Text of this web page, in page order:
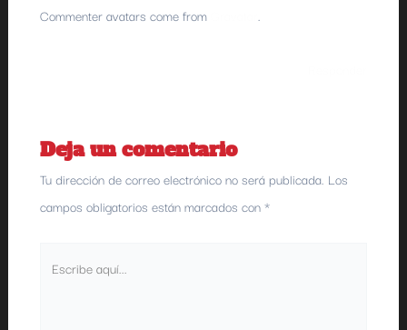
Commenter avatars come from
.
Deja un comentario
Tu dirección de correo electrónico no será publicada. Los
campos obligatorios están marcados con*